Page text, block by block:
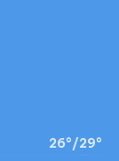
26°/29°